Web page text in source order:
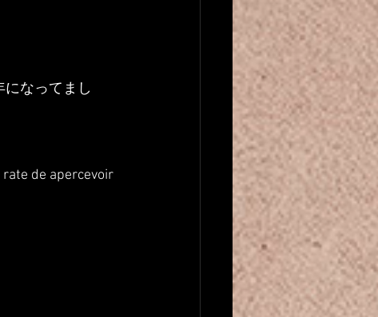
なってまし
de apercevoir